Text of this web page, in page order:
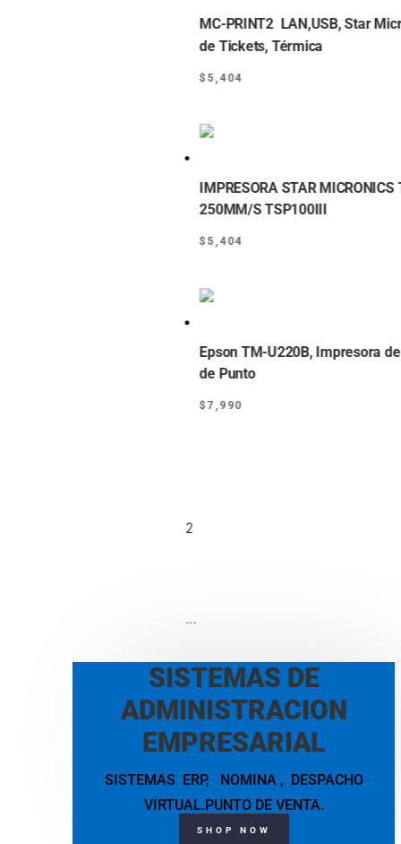
MC-PRINT2 LAN,USB, Star
de Tickets, Térmica
$5,404
IMPRESORA STAR MICRONICS
250MM/S TSP100III
$5,404
Epson TM-U220B, Impresora
de Punto
$7,990
2
…
10
11
→
SISTEMAS DE
ADMINISTRACION
EMPRESARIAL
SISTEMAS ERP, NOMINA , DESPACHO
VIRTUAL.PUNTO DE VENTA.
SHOP NOW